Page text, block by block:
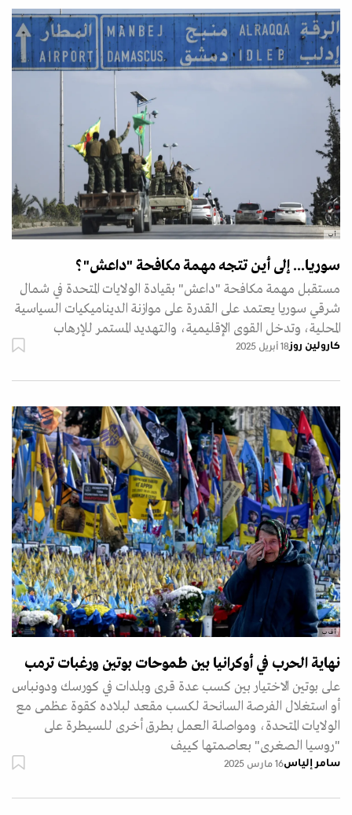
أ ب
سوريا... إلى أين تتجه مهمة مكافحة "داعش"؟
مستقبل مهمة مكافحة "داعش" بقيادة الولايات المتحدة في شمال
شرقي سوريا يعتمد على القدرة على موازنة الديناميكيات السياسية
المحلية، وتدخل القوى الإقليمية، والتهديد المستمر للإرهاب
كارولين روز 18 أبريل 2025
أ ف ب
نهاية الحرب في أوكرانيا بين طموحات بوتين ورغبات ترمب
على بوتين الاختيار بين كسب عدة قرى وبلدات في كورسك ودونباس
أو استغلال الفرصة السانحة لكسب مقعد لبلاده كقوة عظمى مع
الولايات المتحدة، ومواصلة العمل بطرق أخرى للسيطرة على
"روسيا الصغرى" بعاصمتها كييف
سامر إلياس16 مارس 2025